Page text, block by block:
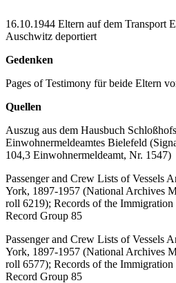
16.10.1944 Eltern auf dem Transport
Auschwitz deportiert
Gedenken
Pages of Testimony für beide Eltern
Quellen
Auszug aus dem Hausbuch
Einwohnermeldeamtes Bielefeld
104,3 Einwohnermeldeamt, Nr. 1547)
Passenger and Crew Lists of Vessels
York, 1897-1957 (National Archives
roll 6219); Records of the
Record Group 85
Passenger and Crew Lists of Vessels
York, 1897-1957 (National Archives
roll 6577); Records of the
Record Group 85